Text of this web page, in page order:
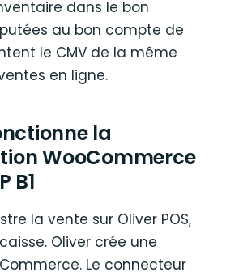
dans le bon
au bon compte de
le CMV de la même
en ligne.
la
WooCommerce
B1
la vente sur Oliver POS,
Oliver crée une
Le connecteur